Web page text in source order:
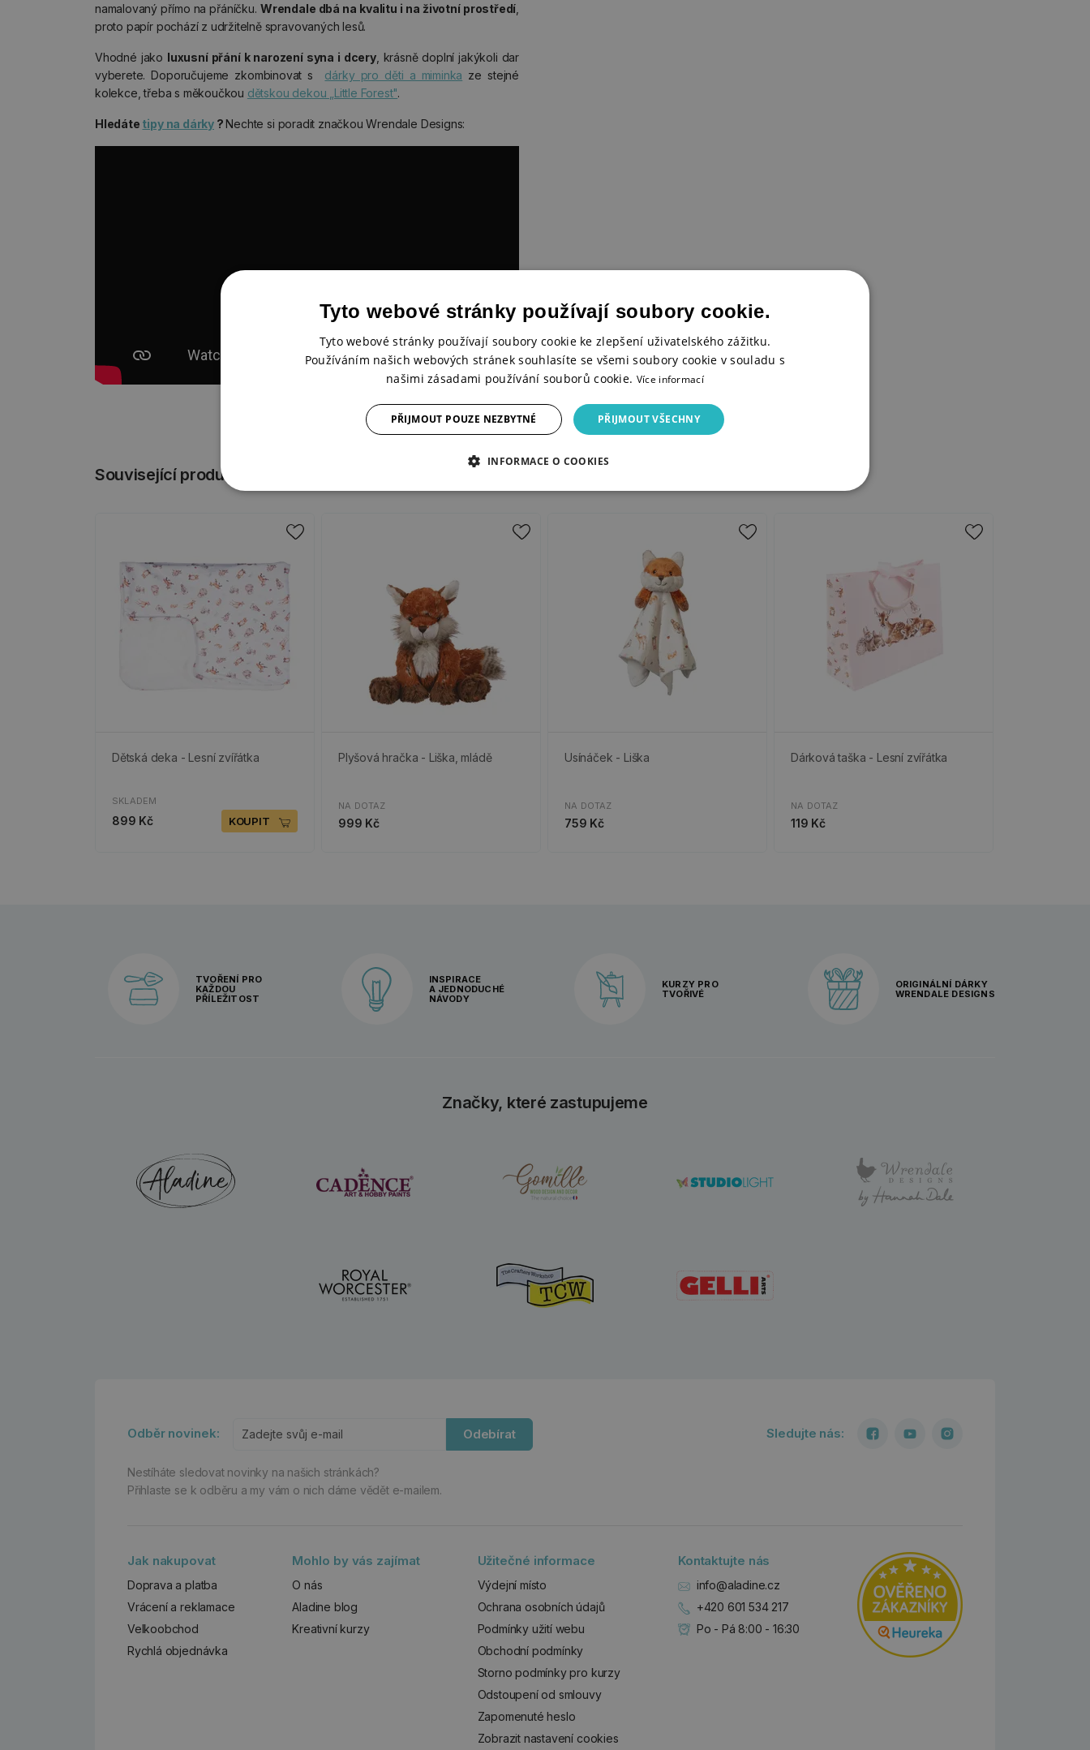
namalovaný přímo na přáníčku. Wrendale dbá na kvalitu i na životní prostředí
proto papír pochází z udržitelně spravovaných lesů.
Vhodné jako luxusní přání k narození syna i dcery, krásně doplní jakýkoli dar
vyberete. Doporučujeme zkombinovat s dárky pro děti a miminka ze stejné
kolekce, třeba s měkoučkou dětskou dekou „Little Forest".
Hledáte tipy na dárky?Nechte si poradit značkou Wrendale Designs:
Související produkty
Dětská deka - Lesní zvířátka
SKLADEM
899 Kč KOUPIT
Plyšová hračka - Liška, mládě
NA DOTAZ
999 Kč
Usínáček - Liška
NA DOTAZ
759 Kč
Dárková taška - Lesní zvířátka
NA DOTAZ
119 Kč
TVOŘENÍ PRO
KAŽDOU
PŘÍLEŽITOST
INSPIRACE
A JEDNODUCHÉ
NÁVODY
KURZY PRO
TVOŘIVÉ
ORIGINÁLNÍ DÁRKY
WRENDALE DESIGNS
Značky, které zastupujeme
Odběr novinek: Odebírat
Nestíháte sledovat novinky na našich stránkách?
Přihlaste se k odběru a my vám o nich dáme vědět e-mailem.
Sledujte nás:
Jak nakupovat
Doprava a platba
Vrácení a reklamace
Velkoobchod
Rychlá objednávka
Mohlo by vás zajímat
O nás
Aladine blog
Kreativní kurzy
Užitečné informace
Výdejní místo
Ochrana osobních údajů
Podmínky užití webu
Obchodní podmínky
Storno podmínky pro kurzy
Odstoupení od smlouvy
Zapomenuté heslo
Zobrazit nastavení cookies
Kontaktujte nás
info@aladine.cz
+420 601 534 217
Po - Pá 8:00 - 16:30
Tyto webové stránky používají soubory cookie.
Tyto webové stránky používají soubory cookie ke zlepšení uživatelského zážitku.
Používáním našich webových stránek souhlasíte se všemi soubory cookie v souladu s
našimi zásadami používání souborů cookie. Více informací
PŘIJMOUT VŠECHNY
PŘIJMOUT POUZE NEZBYTNÉ
INFORMACE O COOKIES